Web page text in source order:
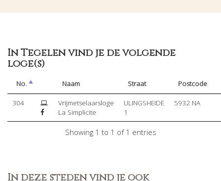
In Tegelen vind je de volgende
loge(s)
No. Naam Straat Postcode
304
Vrijmetselaarsloge
La Simplicite
ULINGSHEIDE
1
5932 NA
Showing 1 to 1 of 1 entries
In deze steden vind je ook